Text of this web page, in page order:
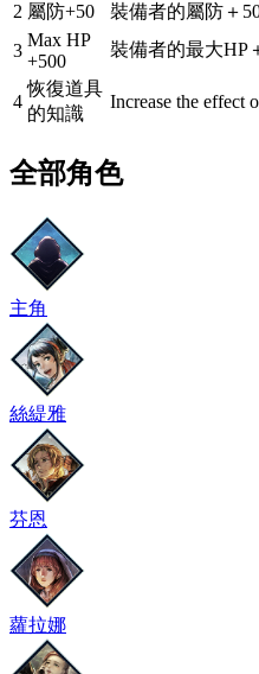
2 屬防+50
裝備者的屬防＋50
3
Max HP
+500
裝備者的最大HP
4
恢復道具
的知識
Increase the effect
全部角色
主角
絲緹雅
芬恩
蘿拉娜